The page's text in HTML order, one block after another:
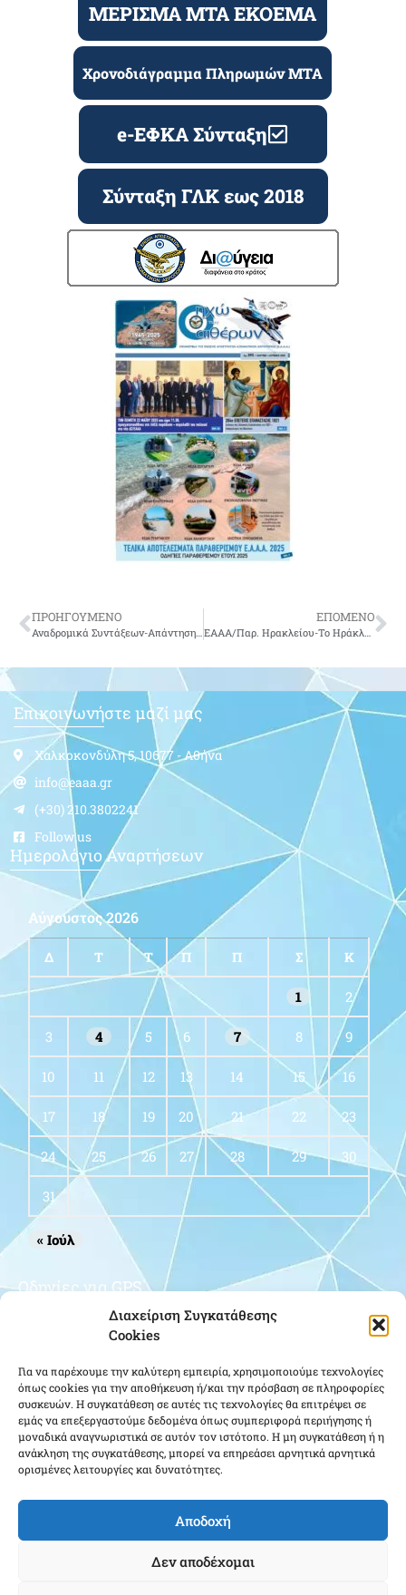
Διαχείριση Συγκατάθεσης
Cookies
Για να παρέχουμε την καλύτερη εμπειρία, χρησιμοποιούμε τεχνολογίες
όπως cookies για την αποθήκευση ή/και την πρόσβαση σε πληροφορίες
συσκευών. Η συγκατάθεση σε αυτές τις τεχνολογίες θα επιτρέψει σε
εμάς να επεξεργαστούμε δεδομένα όπως συμπεριφορά περιήγησης ή
μοναδικά αναγνωριστικά σε αυτόν τον ιστότοπο. Η μη συγκατάθεση ή η
ανάκληση της συγκατάθεσης, μπορεί να επηρεάσει αρνητικά αρνητικά
ορισμένες λειτουργίες και δυνατότητες.
Αποδοχή
Δεν αποδέχομαι
ΜΕΡΙΣΜΑ ΜΤΑ ΕΚΟΕΜΑ
Χρονοδιάγραμμα Πληρωμών ΜΤΑ
e-ΕΦΚΑ Σύνταξη
Σύνταξη ΓΛΚ εως 2018
ΠΡΟΗΓΟΥΜΕΝΟ
Αναδρομικά Συντάξεων-Απάντηση ΕΦΚΑ σε Έγγραφο της ΕΑΑΑ
ΕΠΟΜΕΝΟ
ΕΑΑΑ/Παρ. Ηρακλείου-Το Ηράκλειο Τίμησε την Ημέρα των Ενόπλων Δυνάμεων
Επικοινωνήστε μαζί μας
Χαλκοκονδύλη 5, 10677 - Αθήνα
info@eaaa.gr
(+30) 210.3802241
Follow us
Ημερολόγιο Αναρτήσεων
Αύγουστος 2026
Δ Τ Τ Π Π Σ Κ
1 2
3 4 5 6 7 8 9
10 11 12 13 14 15 16
17 18 19 20 21 22 23
24 25 26 27 28 29 30
31
« Ιούλ
Οδηγίες για GPS
Κάντε κλικ για να αποδεχτείτε cookies
εμπορικής προώθησης και να